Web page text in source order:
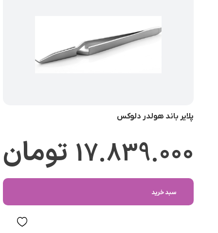
پلایر باند هولدر دلوکس
17.839.000 تومان
سبد خرید